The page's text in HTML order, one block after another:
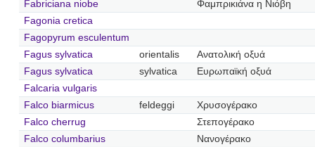
Fabriciana niobe
Φαμπρικιάνα η Νιόβη
Fagonia cretica
Fagopyrum esculentum
Fagus sylvatica
orientalis
Ανατολική οξυά
Fagus sylvatica
sylvatica
Ευρωπαϊκή οξυά
Falcaria vulgaris
Falco biarmicus
feldeggi
Χρυσογέρακο
Falco cherrug
Στεπογέρακο
Falco columbarius
Νανογέρακο